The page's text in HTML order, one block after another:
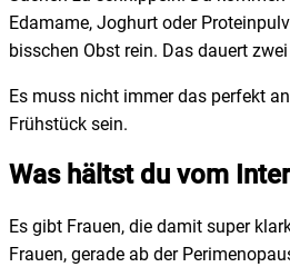
Edamame, Joghurt oder
bisschen Obst rein. Das dauert
Es muss nicht immer das perfekt
Frühstück sein.
Was hältst du vom
Es gibt Frauen, die damit super
Frauen, gerade ab der